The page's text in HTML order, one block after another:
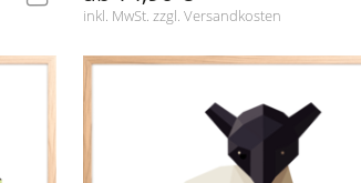
inkl. MwSt. zzgl. Versandkosten